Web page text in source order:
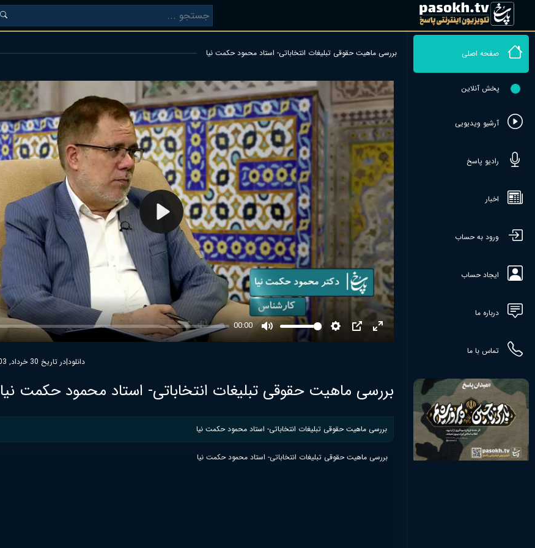
صفحه اصلی
پخش آنلاین
آرشیو ویدیویی
رادیو پاسخ
اخبار
ورود به حساب
ایجاد حساب
درباره ما
تماس با ما
بررسی ماهیت حقوقی تبلیغات انتخاباتی- استاد محمود حکمت نیا
00:00
Play
در تاریخ 30 خرداد, 1403|دانلود
بررسی ماهیت حقوقی تبلیغات انتخاباتی- استاد محمود حکمت نیا
بررسی ماهیت حقوقی تبلیغات انتخاباتی- استاد محمود حکمت نیا
بررسی ماهیت حقوقی تبلیغات انتخاباتی- استاد محمود حکمت نیا